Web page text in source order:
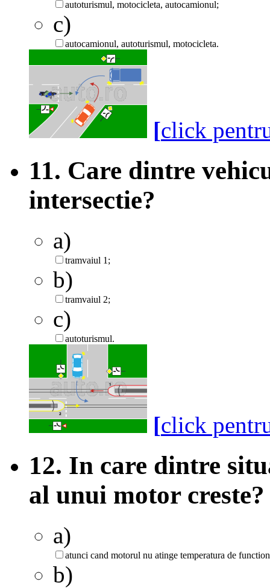
autoturismul, motocicleta, autocamionul;
c)
autocamionul, autoturismul, motocicleta.
[click
11. Care dintre
intersectie?
a)
tramvaiul 1;
b)
tramvaiul 2;
c)
autoturismul.
[click
12. In care dintre
al unui motor creste?
a)
atunci cand motorul nu atinge temperatura de
b)